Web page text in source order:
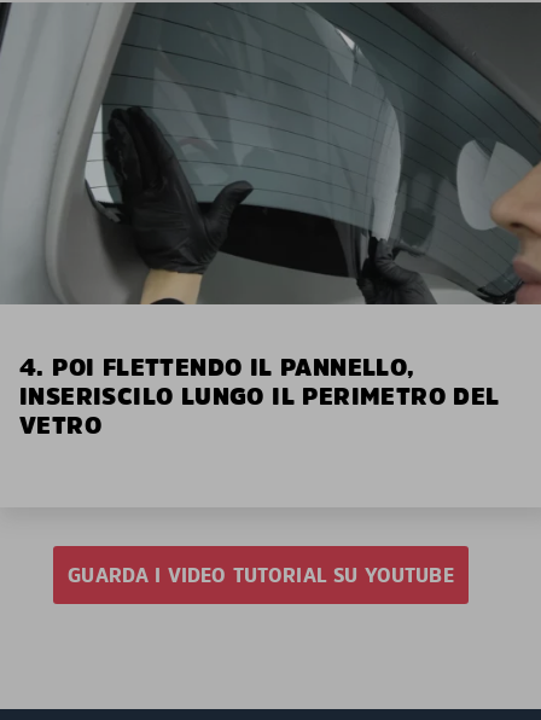
4. POI FLETTENDO IL PANNELLO,
INSERISCILO LUNGO IL PERIMETRO DEL
VETRO
GUARDA I VIDEO TUTORIAL SU YOUTUBE